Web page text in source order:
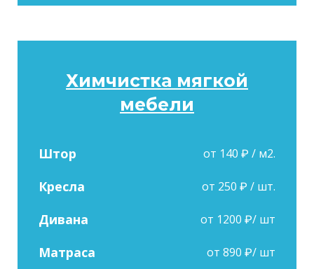
Химчистка мягкой
мебели
Штор от 140 ₽ / м2.
Кресла от 250 ₽ / шт.
Дивана от 1200 ₽/ шт
Матраса от 890 ₽/ шт